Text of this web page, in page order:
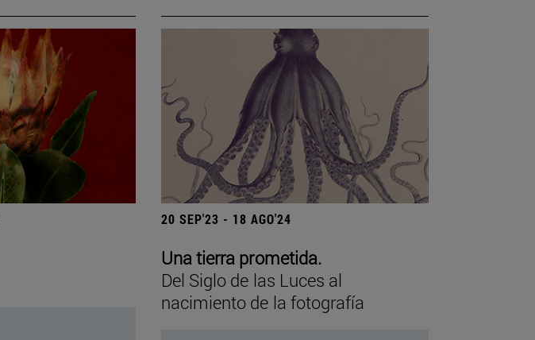
20 SEP'23 - 18 AGO'24
Una tierra prometida.
Del Siglo de las Luces al
nacimiento de la fotografía